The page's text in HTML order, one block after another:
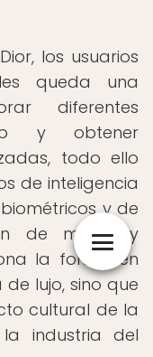
los usuarios
queda una
diferentes
y obtener
todo ello
de inteligencia
y de
de moda y
la forma en
lujo, sino que
cultural de la
industria del